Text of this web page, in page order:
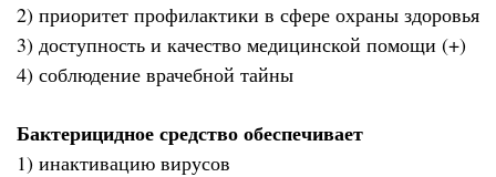
2) приоритет профилактики в сфере охраны здоровья
3) доступность и качество медицинской помощи (+)
4) соблюдение врачебной тайны
Бактерицидное средство обеспечивает
1) инактивацию вирусов